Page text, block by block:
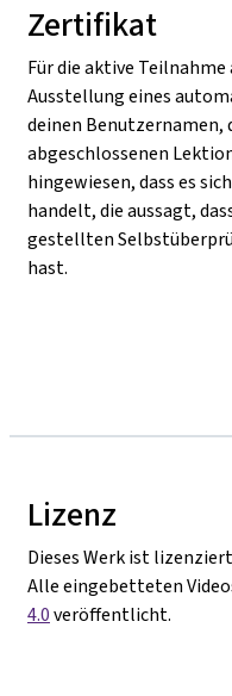
Zertifikat
Für die aktive
Ausstellung eines
deinen Benutzernamen,
abgeschlossenen
hingewiesen, dass es
handelt, die aussagt,
gestellten
hast.
Lizenz
Dieses Werk ist
Alle eingebetteten
4.0veröffentlicht.